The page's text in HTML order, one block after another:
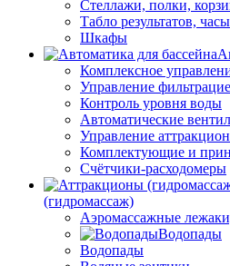
Стеллажи, полки,
Табло результатов, часы
Шкафы
Комплексное
Управление
Контроль уровня воды
Автоматические
Управление
Комплектующие и
Счётчики-расходомеры
(гидромассаж)
Аэромассажные
Водопады
Водопады